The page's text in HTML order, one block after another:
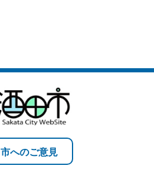
市へのご意見